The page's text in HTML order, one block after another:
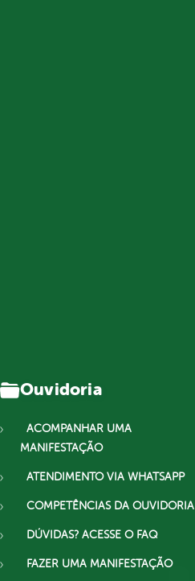
Ouvidoria
ACOMPANHAR UMA
MANIFESTAÇÃO
ATENDIMENTO VIA WHATSAPP
COMPETÊNCIAS DA OUVIDORIA
DÚVIDAS? ACESSE O FAQ
FAZER UMA MANIFESTAÇÃO